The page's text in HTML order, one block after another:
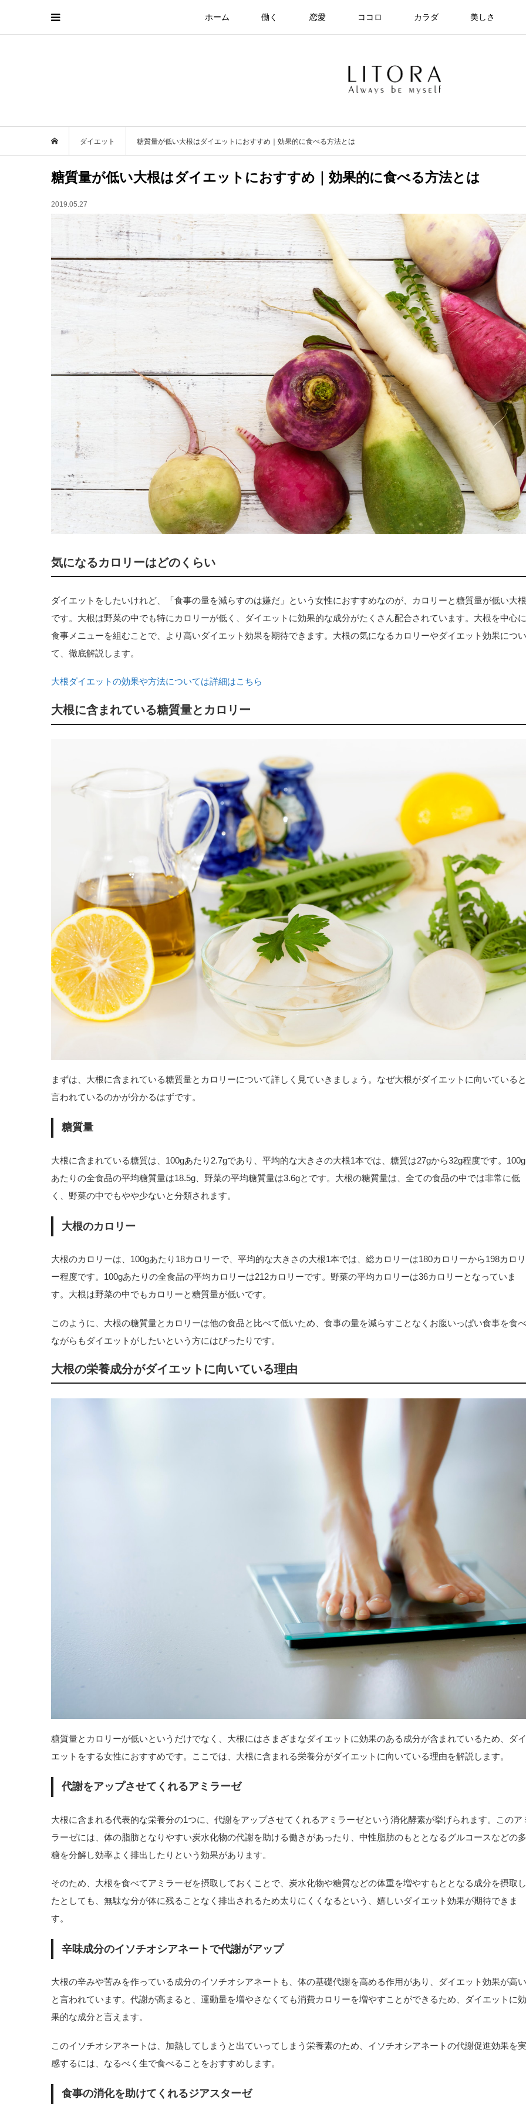
ホーム 働く 恋愛 ココロ カラダ 美しさ
ダイエット 糖質量が低い大根はダイエットにおすすめ｜効果的に食べる方法とは
糖質量が低い大根はダイエットにおすすめ｜効果的に食べる方法とは
2019.05.27
気になるカロリーはどのくらい
ダイエットをしたいけれど、「食事の量を減らすのは嫌だ」という女性におすすめなのが、カロリーと糖質量が低い大根
です。大根は野菜の中でも特にカロリーが低く、ダイエットに効果的な成分がたくさん配合されています。大根を中心に
食事メニューを組むことで、より高いダイエット効果を期待できます。大根の気になるカロリーやダイエット効果につい
て、徹底解説します。
大根ダイエットの効果や方法については詳細はこちら
大根に含まれている糖質量とカロリー
まずは、大根に含まれている糖質量とカロリーについて詳しく見ていきましょう。なぜ大根がダイエットに向いていると
言われているのかが分かるはずです。
糖質量
大根に含まれている糖質は、100gあたり2.7gであり、平均的な大きさの大根1本では、糖質は27gから32g程度です。100g
あたりの全食品の平均糖質量は18.5g、野菜の平均糖質量は3.6gとです。大根の糖質量は、全ての食品の中では非常に低
く、野菜の中でもやや少ないと分類されます。
大根のカロリー
大根のカロリーは、100gあたり18カロリーで、平均的な大きさの大根1本では、総カロリーは180カロリーから198カロリ
ー程度です。100gあたりの全食品の平均カロリーは212カロリーです。野菜の平均カロリーは36カロリーとなっていま
す。大根は野菜の中でもカロリーと糖質量が低いです。
このように、大根の糖質量とカロリーは他の食品と比べて低いため、食事の量を減らすことなくお腹いっぱい食事を食べ
ながらもダイエットがしたいという方にはぴったりです。
大根の栄養成分がダイエットに向いている理由
糖質量とカロリーが低いというだけでなく、大根にはさまざまなダイエットに効果のある成分が含まれているため、ダイ
エットをする女性におすすめです。ここでは、大根に含まれる栄養分がダイエットに向いている理由を解説します。
代謝をアップさせてくれるアミラーゼ
大根に含まれる代表的な栄養分の1つに、代謝をアップさせてくれるアミラーゼという消化酵素が挙げられます。このア
ラーゼには、体の脂肪となりやすい炭水化物の代謝を助ける働きがあったり、中性脂肪のもととなるグルコースなどの多
糖を分解し効率よく排出したりという効果があります。
そのため、大根を食べてアミラーゼを摂取しておくことで、炭水化物や糖質などの体重を増やすもととなる成分を摂取し
たとしても、無駄な分が体に残ることなく排出されるため太りにくくなるという、嬉しいダイエット効果が期待できま
す。
辛味成分のイソチオシアネートで代謝がアップ
大根の辛みや苦みを作っている成分のイソチオシアネートも、体の基礎代謝を高める作用があり、ダイエット効果が高い
と言われています。代謝が高まると、運動量を増やさなくても消費カロリーを増やすことができるため、ダイエットに効
果的な成分と言えます。
このイソチオシアネートは、加熱してしまうと出ていってしまう栄養素のため、イソチオシアネートの代謝促進効果を実
感するには、なるべく生で食べることをおすすめします。
食事の消化を助けてくれるジアスターゼ